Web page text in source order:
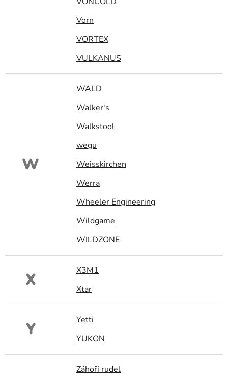
Vorn
VORTEX
VULKANUS
W
WALD
Walker's
Walkstool
wegu
Weisskirchen
Werra
Wheeler Engineering
Wildgame
WILDZONE
X
X3M1
Xtar
Y
Yetti
YUKON
Záhoří rudel